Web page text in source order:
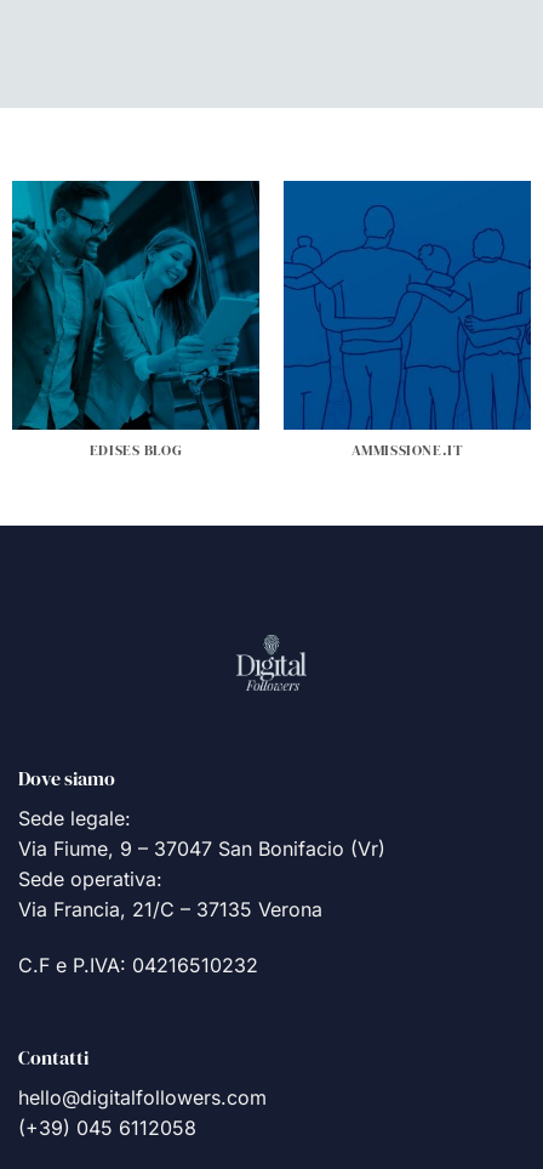
EDISES BLOG AMMISSIONE.IT
Dove siamo
Sede legale:
Via Fiume, 9 – 37047 San Bonifacio (Vr)
Sede operativa:
Via Francia, 21/C – 37135 Verona
C.F e P.IVA: 04216510232
Contatti
hello@digitalfollowers.com
(+39) 045 6112058